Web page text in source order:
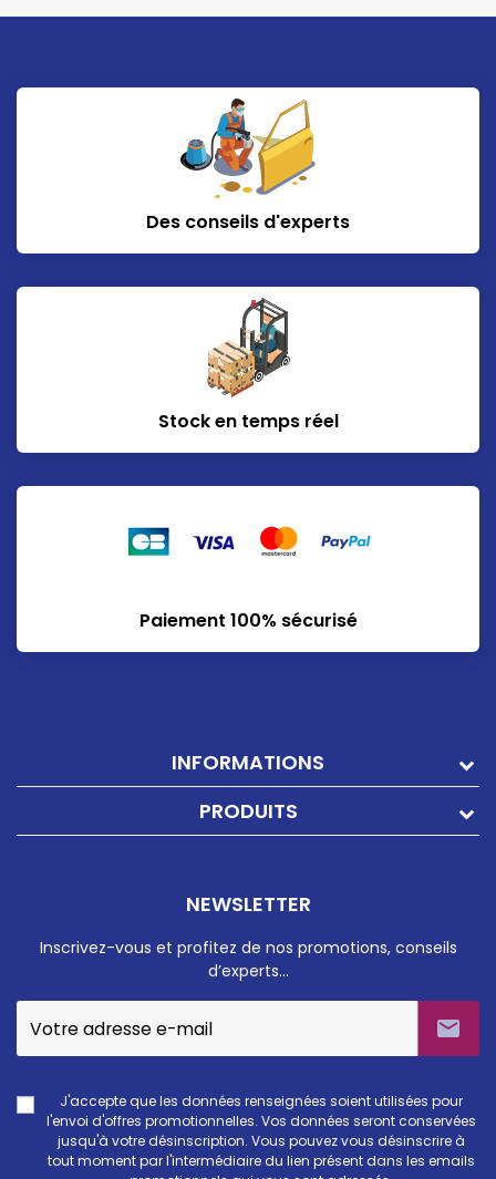
Des conseils d'experts
Stock en temps réel
Paiement 100% sécurisé
INFORMATIONS
PRODUITS
NEWSLETTER
Inscrivez-vous et profitez de nos promotions, conseils
d’experts…

J'accepte que les données renseignées soient utilisées pour
l'envoi d'offres promotionnelles. Vos données seront conservées
jusqu'à votre désinscription. Vous pouvez vous désinscrire à
tout moment par l'intermédiaire du lien présent dans les emails